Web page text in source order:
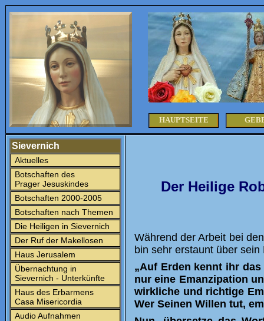
HAUPTSEITE
Sievernich
Aktuelles
Botschaften des
Prager Jesuskindes
Botschaften 2000-2005
Botschaften nach Themen
Die Heiligen in Sievernich
Der Ruf der Makellosen
Haus Jerusalem
Übernachtung in
Sievernich - Unterkünfte
Haus des Erbarmens
Casa Misericordia
Audio Aufnahmen
Der Heilige
Während der Arbeit bei
bin sehr erstaunt über
„Auf Erden kennt ihr
nur eine Emanzipation
wirkliche und richtige
Wer Seinen Willen tut,